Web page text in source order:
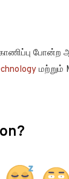
மற்றும்